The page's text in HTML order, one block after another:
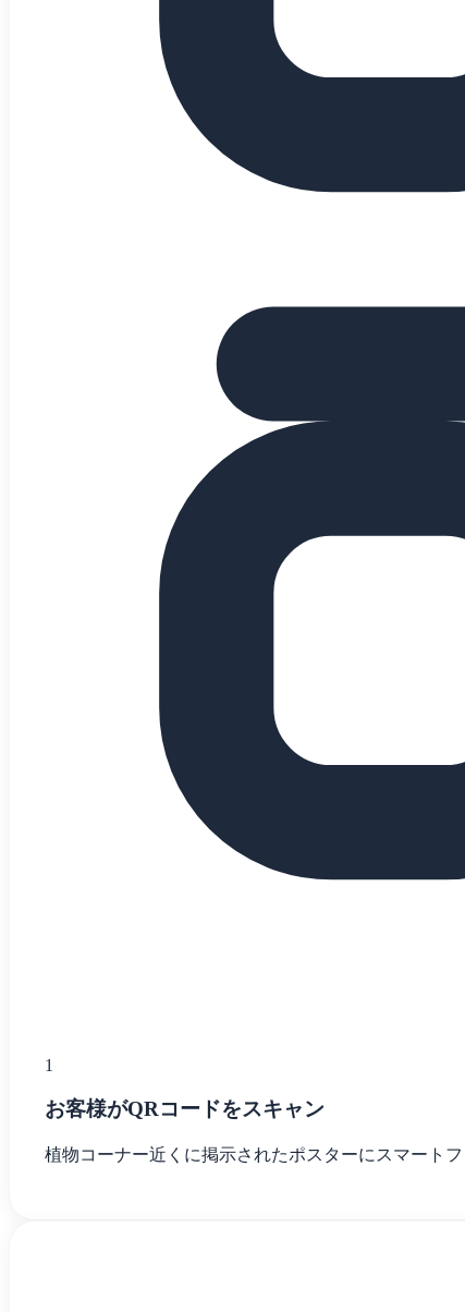
1
お客様がQRコードをスキャン
植物コーナー近くに掲示されたポスターにスマート